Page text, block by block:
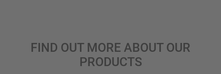
FIND OUT MORE ABOUT OUR
PRODUCTS